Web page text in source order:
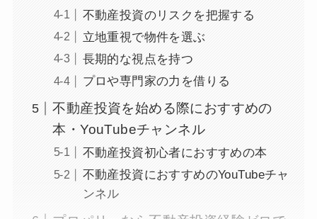
不動産投資のリスクを把握する
立地重視で物件を選ぶ
長期的な視点を持つ
プロや専門家の力を借りる
不動産投資を始める際におすすめの
本・YouTubeチャンネル
不動産投資初心者におすすめの本
不動産投資におすすめのYouTubeチャ
ンネル